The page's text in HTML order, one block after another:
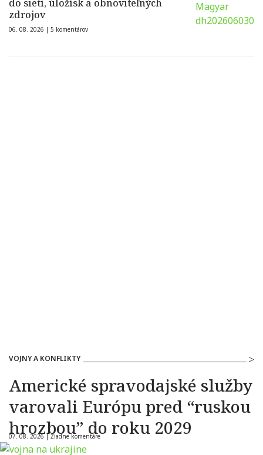
do sietí, úložísk a obnoviteľných
zdrojov
06. 08. 2026 | 5 komentárov
VOJNY A KONFLIKTY
Americké spravodajské služby
varovali Európu pred “ruskou
hrozbou” do roku 2029
07. 08. 2026 |Žiadne komentáre